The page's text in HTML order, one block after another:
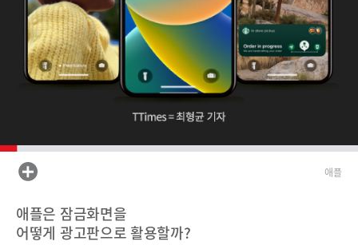
애플
애플은 잠금화면을
어떻게 광고판으로 활용할까?